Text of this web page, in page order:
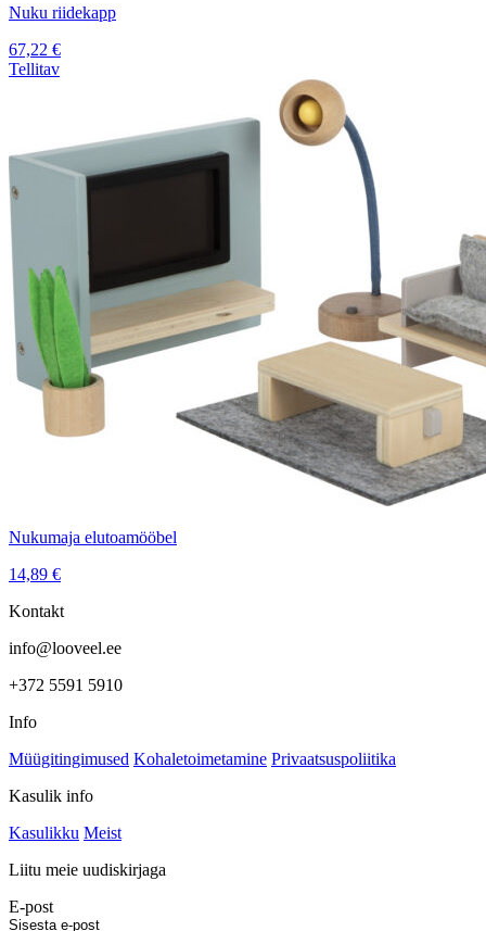
Nuku riidekapp
67,22 €
Tellitav
Nukumaja elutoamööbel
14,89 €
Kontakt
info@looveel.ee
+372 5591 5910
Info
Müügitingimused Kohaletoimetamine Privaatsuspoliitika
Kasulik info
Kasulikku Meist
Liitu meie uudiskirjaga
E-post